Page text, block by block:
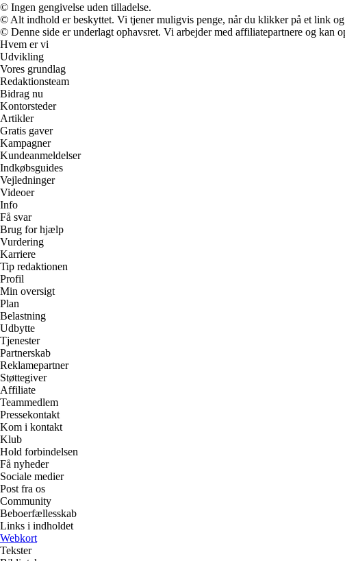
© Ingen gengivelse uden tilladelse.
© Alt indhold er beskyttet. Vi tjener muligvis penge, når du klikker på et link
© Denne side er underlagt ophavsret. Vi arbejder med affiliatepartnere og
Hvem er vi
Udvikling
Vores grundlag
Redaktionsteam
Bidrag nu
Kontorsteder
Artikler
Gratis gaver
Kampagner
Kundeanmeldelser
Indkøbsguides
Vejledninger
Videoer
Info
Få svar
Brug for hjælp
Vurdering
Karriere
Tip redaktionen
Profil
Min oversigt
Plan
Belastning
Udbytte
Tjenester
Partnerskab
Reklamepartner
Støttegiver
Affiliate
Teammedlem
Pressekontakt
Kom i kontakt
Klub
Hold forbindelsen
Få nyheder
Sociale medier
Post fra os
Community
Beboerfællesskab
Links i indholdet
Webkort
Tekster